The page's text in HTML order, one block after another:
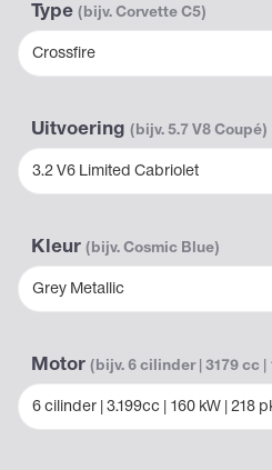
Type (bijv. Corvette C5)
Crossfire
Uitvoering (bijv. 5.7 V8 Coupé)
3.2 V6 Limited Cabriolet
Kleur (bijv. Cosmic Blue)
Grey Metallic
Motor (bijv. 6 cilinder | 3179 cc |
6 cilinder | 3.199cc | 160 kW | 218